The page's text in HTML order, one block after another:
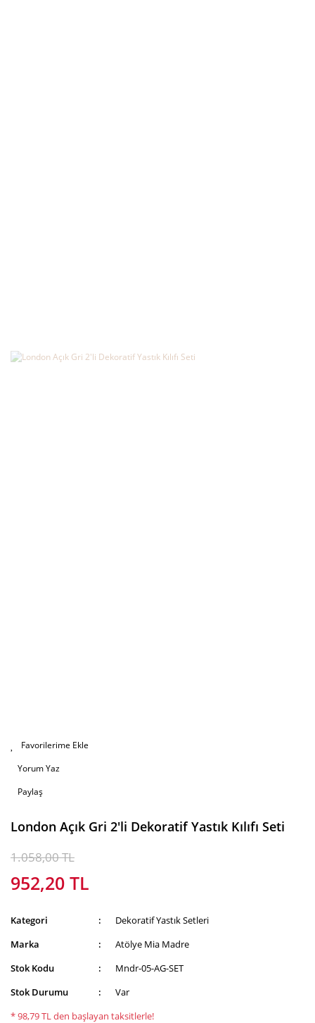
Yorum Yaz
Paylaş
London Açık Gri 2'li Dekoratif Yastık Kılıfı Seti
1.058,00 TL
952,20 TL
Kategori
Dekoratif Yastık Setleri
Marka
Atölye Mia Madre
Stok Kodu
Mndr-05-AG-SET
Stok Durumu
Var
* 98,79 TL den başlayan taksitlerle!